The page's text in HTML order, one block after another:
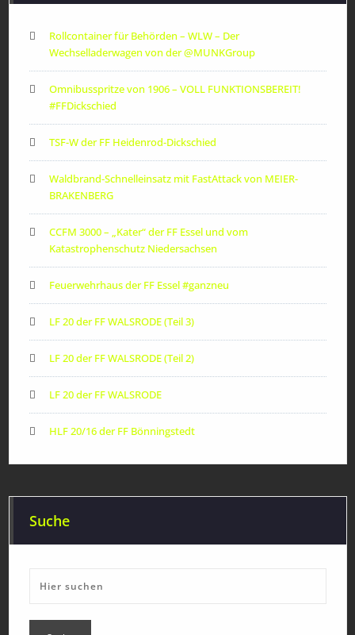
Rollcontainer für Behörden – WLW – Der
Wechselladerwagen von der ‪@MUNKGroup‬
Omnibusspritze von 1906 – VOLL FUNKTIONSBEREIT!
#FFDickschied
TSF-W der FF Heidenrod-Dickschied
Waldbrand-Schnelleinsatz mit FastAttack von MEIER-
BRAKENBERG
CCFM 3000 – „Kater“ der FF Essel und vom
Katastrophenschutz Niedersachsen
Feuerwehrhaus der FF Essel #ganzneu
LF 20 der FF WALSRODE (Teil 3)
LF 20 der FF WALSRODE (Teil 2)
LF 20 der FF WALSRODE
HLF 20/16 der FF Bönningstedt
Suche